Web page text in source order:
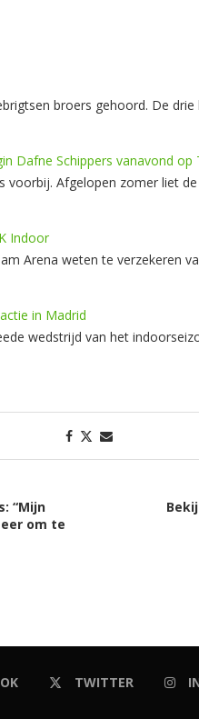
broers gehoord. De
Dafne Schippers vanavond op
voorbij. Afgelopen zomer liet
Indoor
Arena weten te verzekeren
in Madrid
wedstrijd van het
“Mijn
om te
TWITTER